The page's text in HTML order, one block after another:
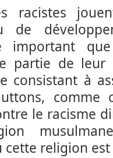
racistes
de
important
partie de leur
consistant à
comme
le racisme
cette religion